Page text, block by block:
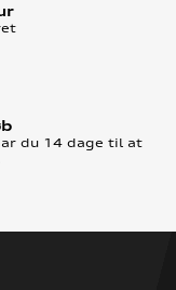
du 14 dage til at